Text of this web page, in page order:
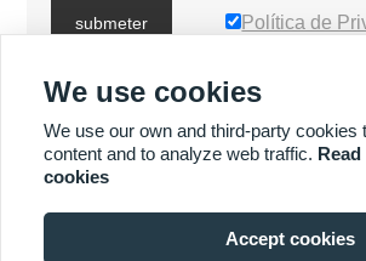
submeter Política de
MAIS SERVIÇOS
We use cookies
We use our own and third-party cookies
content and to analyze web traffic.
cookies
Accept cookies